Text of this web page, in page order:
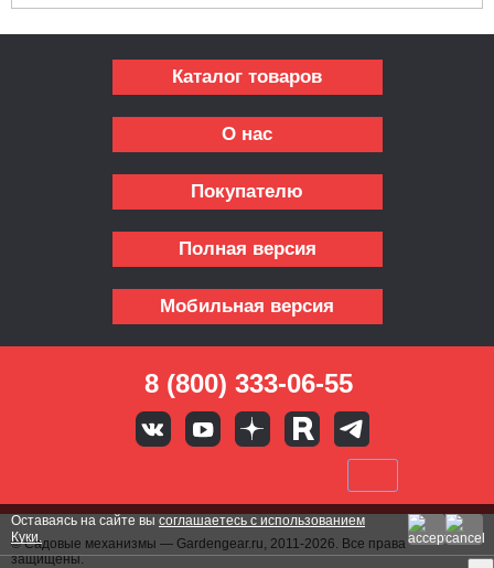
Каталог товаров
О нас
Покупателю
Полная версия
Мобильная версия
8 (800) 333-06-55
© Садовые механизмы — Gardengear.ru, 2011-2026. Все права
защищены.
Оставаясь на сайте вы соглашаетесь с использованием
Куки.